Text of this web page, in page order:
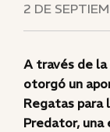
2 DE
A través de
otorgó un
Regatas para
Predator, una